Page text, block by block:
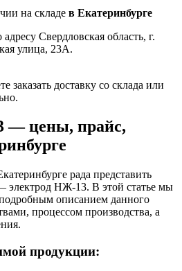
на складе в Екатеринбурге
Свердловская область, г.
улица, 23А.
доставку со склада или
— цены, прайс,
рада представить
НЖ-13. В этой статье мы
описанием данного
процессом производства, а
продукции: